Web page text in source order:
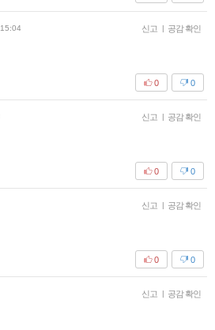
신고 | 공감 확인
0
0
신고 | 공감 확인
0
0
신고 | 공감 확인
0
0
신고 | 공감 확인